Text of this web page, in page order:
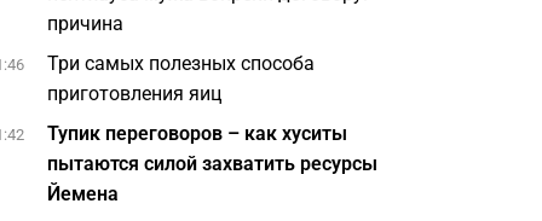
причина
Три самых полезных способа
приготовления яиц
Тупик переговоров – как хуситы
пытаются силой захватить ресурсы
Йемена